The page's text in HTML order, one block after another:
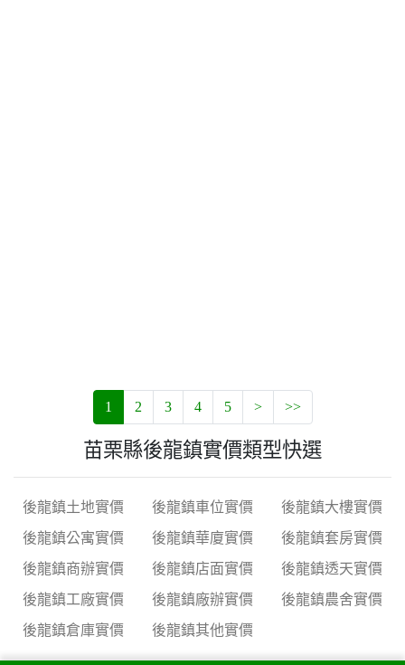
1 2 3 4 5 > >>
苗栗縣後龍鎮實價類型快選
後龍鎮土地實價 後龍鎮車位實價
後龍鎮大樓實價
後龍鎮公寓實價
後龍鎮華廈實價
後龍鎮套房實價
後龍鎮商辦實價
後龍鎮店面實價
後龍鎮透天實價
後龍鎮工廠實價
後龍鎮廠辦實價
後龍鎮農舍實價
後龍鎮倉庫實價
後龍鎮其他實價